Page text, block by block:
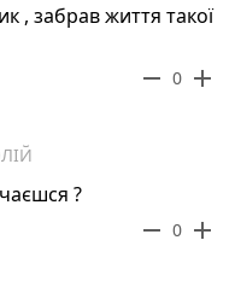
, забрав життя такої
remove 0 add
?
remove 0 add